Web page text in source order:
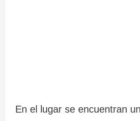
En el lugar se encuentran